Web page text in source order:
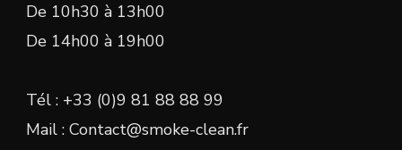
De 10h30 à 13h00
De 14h00 à 19h00
Tél : +33 (0)9 81 88 88 99
Mail : Contact@smoke-clean.fr